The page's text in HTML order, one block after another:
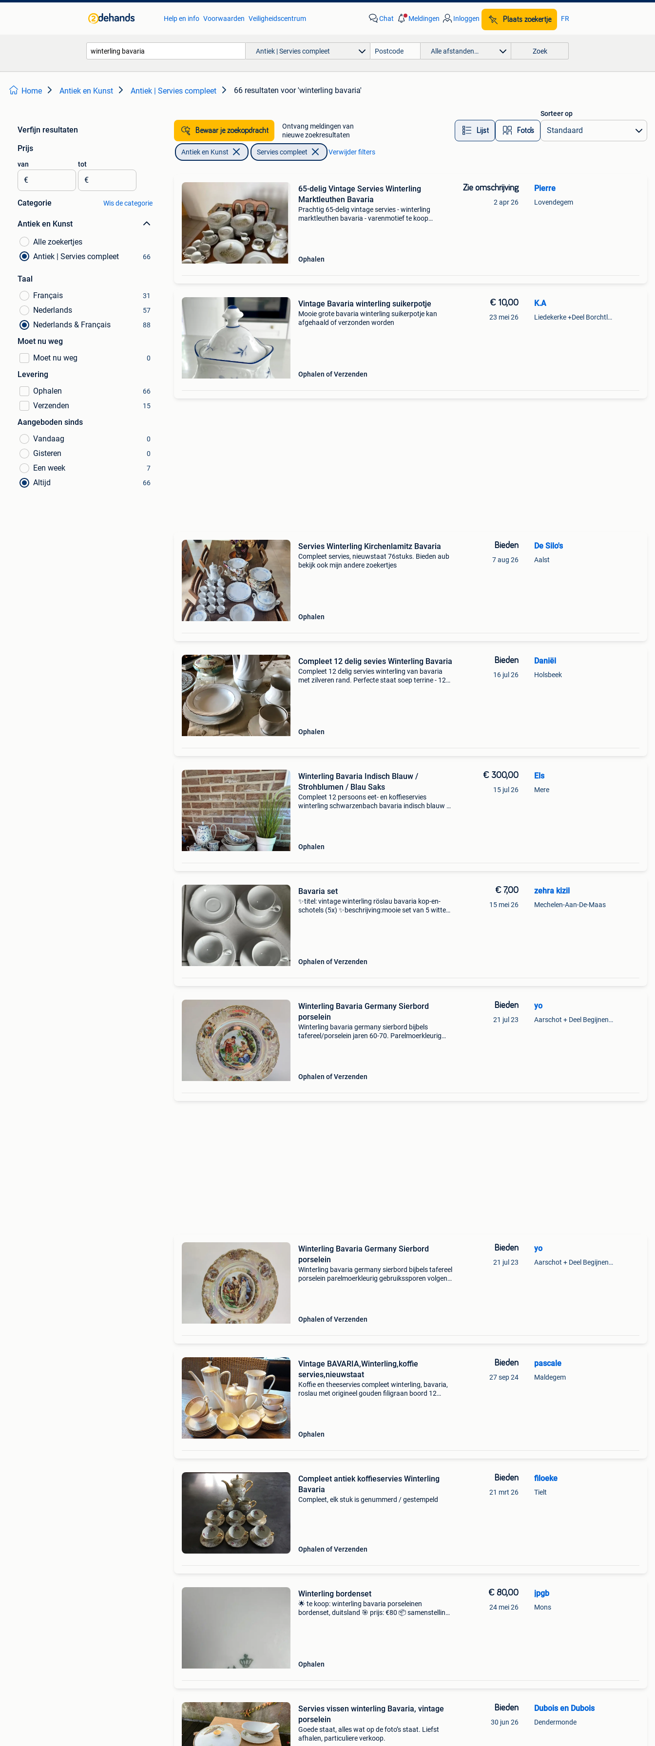
Help en info Voorwaarden Veiligheidscentrum Chat Meldingen Inloggen Plaats zoekertje FR
Antiek | Servies compleet Alle afstanden… Zoek
Home Antiek en Kunst Antiek | Servies compleet 66 resultaten voor 'winterling bavaria'
Verfijn resultaten
Prijs
van
€
tot
€
Categorie Wis de categorie
Antiek en Kunst
Alle zoekertjes
Antiek | Servies compleet
66
Taal
Français
31
Nederlands 57
Nederlands & Français 88
Moet nu weg
Moet nu weg
0
Levering
Ophalen
66
Verzenden 15
Aangeboden sinds
Vandaag
0
Gisteren 0
Een week 7
Altijd 66
Bewaar je zoekopdracht
Ontvang meldingen van
nieuwe zoekresultaten
Lijst Foto’s
Sorteer op
Antiek en Kunst Servies compleet Verwijder filters
65-delig Vintage Servies Winterling
Marktleuthen Bavaria
Prachtig 65-delig vintage servies - winterling
marktleuthen bavaria - varenmotief te koop
Ophalen
Zie omschrijving
2 apr 26
Pierre
Lovendegem
Vintage Bavaria winterling suikerpotje
Mooie grote bavaria winterling suikerpotje kan
afgehaald of verzonden worden
Ophalen of Verzenden
€ 10,00
23 mei 26
K.A
Liedekerke +Deel Borchtlombeek
Servies Winterling Kirchenlamitz Bavaria
Compleet servies, nieuwstaat 76stuks. Bieden aub
bekijk ook mijn andere zoekertjes
Ophalen
Bieden
7 aug 26
De Silo's
Aalst
Compleet 12 delig sevies Winterling Bavaria
Compleet 12 delig servies winterling van bavaria
met zilveren rand. Perfecte staat soep terrine - 12
Ophalen
Bieden
16 jul 26
Daniël
Holsbeek
Winterling Bavaria Indisch Blauw /
Strohblumen / Blau Saks
Compleet 12 persoons eet- en koffieservies
winterling schwarzenbach bavaria indisch blauw /
Ophalen
€ 300,00
15 jul 26
Els
Mere
Bavaria set
✨titel: vintage winterling röslau bavaria kop-en-
schotels (5x) ✨beschrijving:mooie set van 5 witte
Ophalen of Verzenden
€ 7,00
15 mei 26
zehra kizil
Mechelen-Aan-De-Maas
Winterling Bavaria Germany Sierbord
porselein
Winterling bavaria germany sierbord bijbels
tafereel/porselein jaren 60-70. Parelmoerkleurig
Ophalen of Verzenden
Bieden
21 jul 23
yo
Aarschot + Deel Begijnendijk
Winterling Bavaria Germany Sierbord
porselein
Winterling bavaria germany sierbord bijbels tafereel
porselein parelmoerkleurig gebruikssporen volgens
Ophalen of Verzenden
Bieden
21 jul 23
yo
Aarschot + Deel Begijnendijk
Vintage BAVARIA,Winterling,koffie
servies,nieuwstaat
Koffie en theeservies compleet winterling, bavaria,
roslau met origineel gouden filigraan boord 12
Ophalen
Bieden
27 sep 24
pascale
Maldegem
Compleet antiek koffieservies Winterling
Bavaria
Compleet, elk stuk is genummerd / gestempeld
Ophalen of Verzenden
Bieden
21 mrt 26
filoeke
Tielt
Winterling bordenset
🌟 te koop: winterling bavaria porseleinen
bordenset, duitsland 🎯 prijs: €80 📦 samenstelling
Ophalen
€ 80,00
24 mei 26
jpgb
Mons
Servies vissen winterling Bavaria, vintage
porselein
Goede staat, alles wat op de foto’s staat. Liefst
afhalen, particuliere verkoop.
Bieden
30 jun 26
Dubois en Dubois
Dendermonde